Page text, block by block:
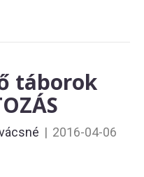
táborok
| 2016-04-06